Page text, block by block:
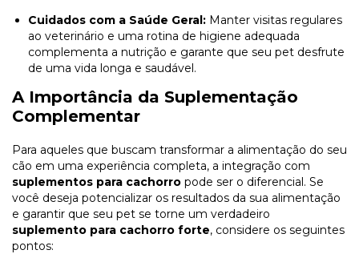
Cuidados com a Saúde Geral: Manter visitas regulares
ao veterinário e uma rotina de higiene adequada
complementa a nutrição e garante que seu pet desfrute
de uma vida longa e saudável.
A Importância da Suplementação
Complementar
Para aqueles que buscam transformar a alimentação do seu
cão em uma experiência completa, a integração com
suplementos para cachorro pode ser o diferencial. Se
você deseja potencializar os resultados da sua alimentação
e garantir que seu pet se torne um verdadeiro
suplemento para cachorro forte, considere os seguintes
pontos: